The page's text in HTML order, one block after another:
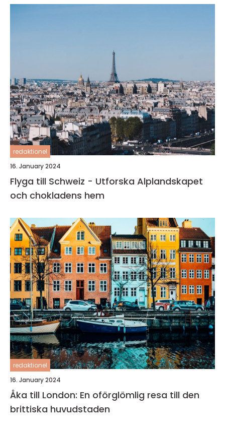
redaktionel
16. January 2024
Flyga till Schweiz - Utforska Alplandskapet
och chokladens hem
redaktionel
16. January 2024
Åka till London: En oförglömlig resa till den
brittiska huvudstaden